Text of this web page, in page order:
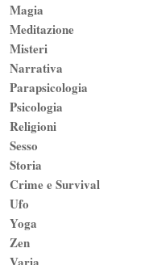
Magia
Meditazione
Misteri
Narrativa
Parapsicologia
Psicologia
Religioni
Sesso
Storia
Crime e Survival
Ufo
Yoga
Zen